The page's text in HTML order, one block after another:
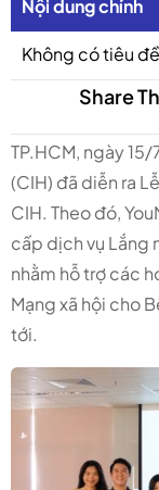
Nội dung chính
Không có tiêu
Share
TP.HCM, ngày
(CIH) đã diễn ra
CIH. Theo đó,
cấp dịch vụ Lắng
nhằm hỗ trợ các
Mạng xã hội cho
tới.